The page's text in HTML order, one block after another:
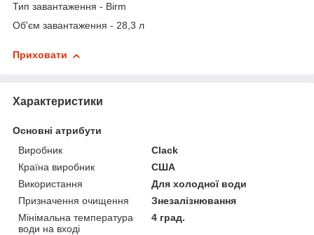
Тип завантаження - Birm
Об'єм завантаження - 28,3 л
Приховати
Характеристики
Основні атрибути
Виробник
Clack
Країна виробник
США
Використання
Для холодної води
Призначення очищення
Знезалізнювання
Мінімальна температура
води на вході
4 град.